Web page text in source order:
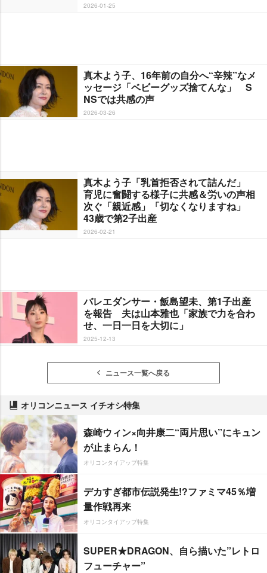
2026-01-25
真木よう子、16年前の自分へ“辛辣”なメ
ッセージ「ベビーグッズ捨てんな」 S
NSでは共感の声
2026-03-26
真木よう子「乳首拒否されて詰んだ」
育児に奮闘する様子に共感＆労いの声相
次ぐ「親近感」「切なくなりますね」
43歳で第2子出産
2026-02-21
バレエダンサー・飯島望未、第1子出産
を報告 夫は山本雅也「家族で力を合わ
せ、一日一日を大切に」
2025-12-13
ニュース一覧へ戻る
オリコンニュース イチオシ特集
森崎ウィン×向井康二“両片思い”にキュン
が止まらん！
オリコンタイアップ特集
デカすぎ都市伝説発生!?ファミマ45％増
量作戦再来
オリコンタイアップ特集
SUPER★DRAGON、自ら描いた”レトロ
フューチャー”